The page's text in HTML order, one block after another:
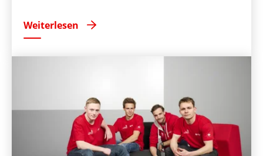
Weiterlesen